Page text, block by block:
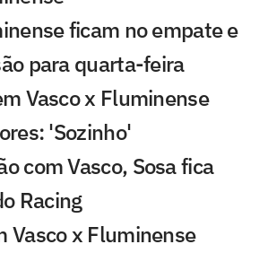
ficam no empate e
para quarta-feira
Vasco x Fluminense
'Sozinho'
com Vasco, Sosa fica
Racing
Vasco x Fluminense